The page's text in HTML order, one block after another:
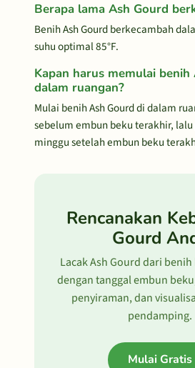
Berapa lama Ash Gourd
Benih Ash Gourd berkecambah
suhu optimal 85°F.
Kapan harus memulai
dalam ruangan?
Mulai benih Ash Gourd di dalam
sebelum embun beku terakhir,
minggu setelah embun beku
Rencanakan
Gourd
Lacak Ash Gourd dari
dengan tanggal embun
penyiraman, dan
pendamping.
Mulai Gratis